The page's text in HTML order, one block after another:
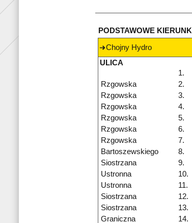
PODSTAWOWE KIERUNKI
Chojny Hydro
ULICA
1.
Rzgowska
2.
Rzgowska
3.
Rzgowska
4.
Rzgowska
5.
Rzgowska
6.
Rzgowska
7.
Bartoszewskiego
8.
Siostrzana
9.
Ustronna
10.
Ustronna
11.
Siostrzana
12.
Siostrzana
13.
Graniczna
14.